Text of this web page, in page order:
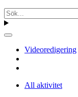
Videoredigering
All aktivitet